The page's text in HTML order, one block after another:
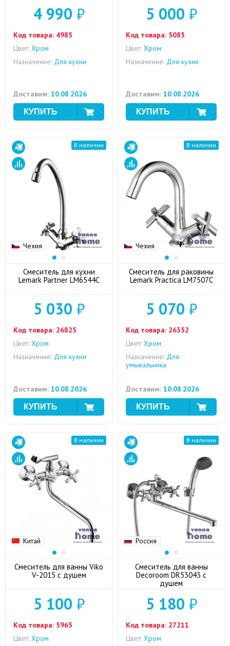
4 990 ₽
Код товара: 4985
Цвет: Хром
Назначение: Для кухни
Доставим: 10.08.2026
5 000 ₽
Код товара: 5085
Цвет: Хром
Назначение: Для кухни
Доставим: 10.08.2026
Чехия
В наличии
Смеситель для кухни
Lemark Partner LM6544C
5 030 ₽
Код товара: 26825
Цвет: Хром
Назначение: Для кухни
Доставим: 10.08.2026
Чехия
В наличии
Смеситель для раковины
Lemark Practica LM7507C
5 070 ₽
Код товара: 26352
Цвет: Хром
Назначение: Для
умывальника
Доставим: 10.08.2026
Китай
В наличии
Смеситель для ванны Viko
V-2015 с душем
5 100 ₽
Код товара: 5965
Цвет: Хром
Россия
В наличии
Смеситель для ванны
Decoroom DR53043 с
душем
5 180 ₽
Код товара: 27211
Цвет: Хром